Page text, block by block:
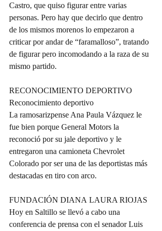
Castro, que quiso figurar entre varias
personas. Pero hay que decirlo que dentro
de los mismos morenos lo empezaron a
criticar por andar de “faramalloso”, tratando
de figurar pero incomodando a la raza de su
mismo partido.
RECONOCIMIENTO DEPORTIVO
Reconocimiento deportivo
La ramosarizpense Ana Paula Vázquez le
fue bien porque General Motors la
reconoció por su jale deportivo y le
entregaron una camioneta Chevrolet
Colorado por ser una de las deportistas más
destacadas en tiro con arco.
FUNDACIÓN DIANA LAURA RIOJAS
Hoy en Saltillo se llevó a cabo una
conferencia de prensa con el senador Luis